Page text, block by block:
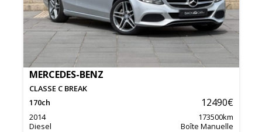
MERCEDES-BENZ
CLASSE C BREAK
170ch 12490€
2014 173500km
Diesel
Boîte Manuelle